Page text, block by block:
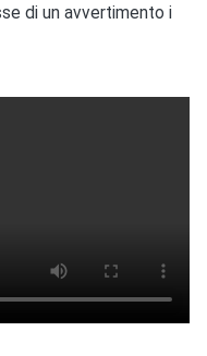
di un avvertimento i